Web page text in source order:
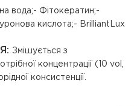
вода;- Фітокератин;-
кислота;- BrilliantLux
Змішується з
концентрації (10 vol,
консистенції.